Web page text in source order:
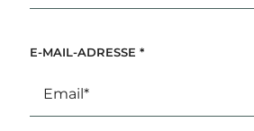
E-MAIL-ADRESSE *